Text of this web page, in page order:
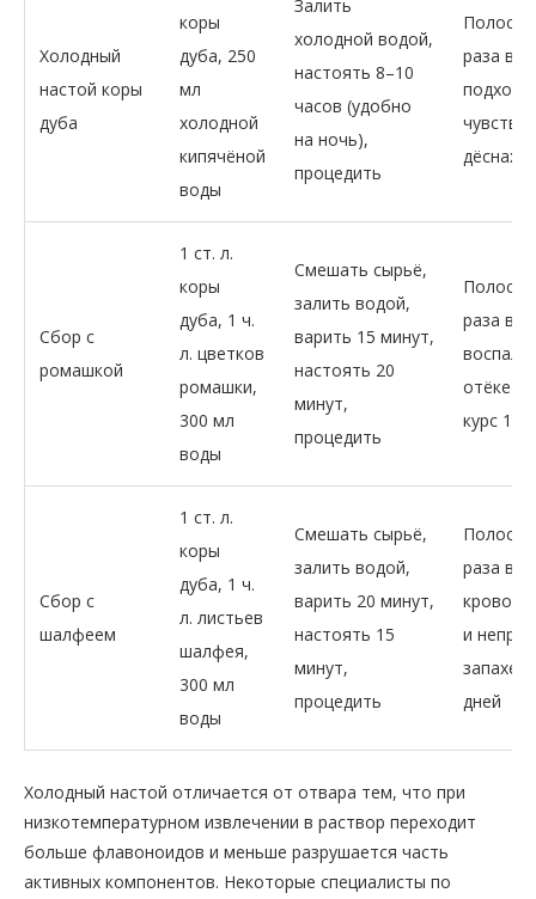
Холодный
настой коры
дуба
коры
дуба, 250
мл
холодной
кипячёной
воды
Залить
холодной водой,
настоять 8–10
часов (удобно
на ночь),
процедить
раза в
дёснах
Сбор с
ромашкой
1 ст. л.
коры
дуба, 1 ч.
л. цветков
ромашки,
300 мл
воды
Смешать сырьё,
залить водой,
варить 15 минут,
настоять 20
минут,
процедить
раза в
отёке
курс 10
Сбор с
шалфеем
1 ст. л.
коры
дуба, 1 ч.
л. листьев
шалфея,
300 мл
воды
Смешать сырьё,
залить водой,
варить 20 минут,
настоять 15
минут,
процедить
раза в
и
запахе,
дней
Холодный настой отличается от отвара тем, что при
низкотемпературном извлечении в раствор переходит
больше флавоноидов и меньше разрушается часть
активных компонентов. Некоторые специалисты по